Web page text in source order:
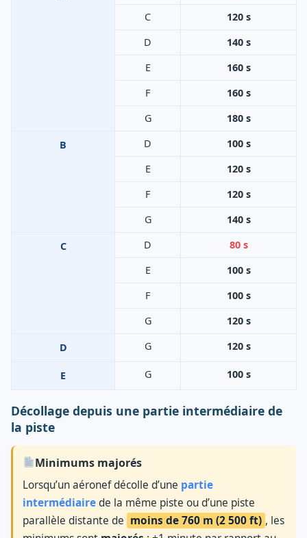
C
120 s
D
140 s
E
160 s
F
160 s
G
180 s
B D
100 s
E
120 s
F
120 s
G
140 s
C D
80 s
E
100 s
F
100 s
G
120 s
D G 120 s
E G 100 s
Décollage depuis une partie intermédiaire de
la piste
Minimums majorés
Lorsqu’un aéronef décolle d’une partie
intermédiairede la même piste ou d’une piste
parallèle distante de moins de 760 m (2 500 ft) , les